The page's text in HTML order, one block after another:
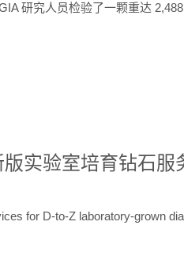
研究人员检验了一颗重达
版实验室培育钻石服
for D-to-Z laboratory-grown